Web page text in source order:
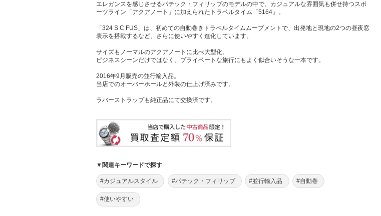
エレガンスを感じさせるパテック・フィリップのモデルの中で、カジュアルな雰囲気も併せ持つスポ
ーツライン「アクアノート」に加えられたトラベルタイム「5164」。
「324 S C FUS」は、初めての自動巻きトラベルタイムムーブメントで、出発地と現地の2つの昼夜窓
表示を搭載するなど、さらに使いやすく進化しています。
サイズもノーマルのアクアノートに比べ大型化。
ビジネスシーンだけではなく、プライベートな旅行にもよく似合いそうな一本です。
2016年9月販売の並行輸入品。
当店でのオーバーホールと外装の仕上げ済みです。
ラバーストラップも純正品にて交換済です。
▼関連キーワードで探す
#カジュアルスタイル #パテック・フィリップ #並行輸入品 #自動巻
#使いやすい